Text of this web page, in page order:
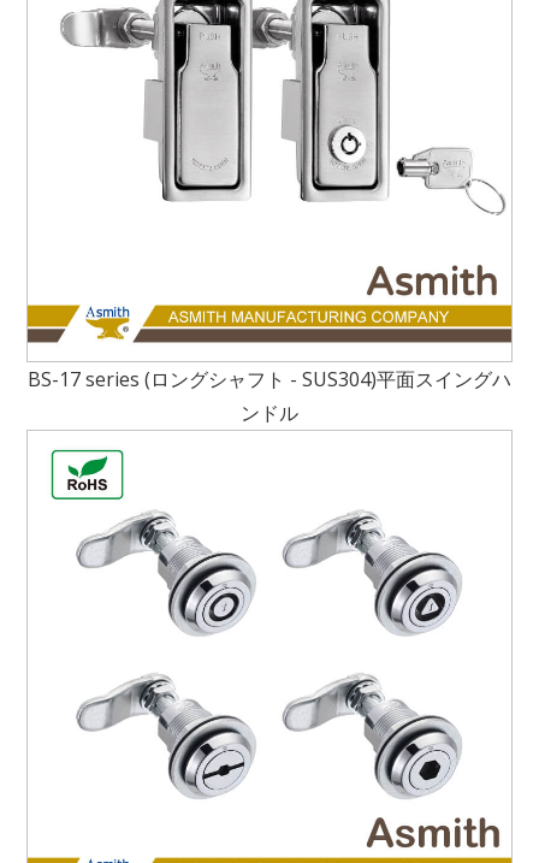
BS-17 series (ロングシャフト - SUS304)平面スイングハ
ンドル